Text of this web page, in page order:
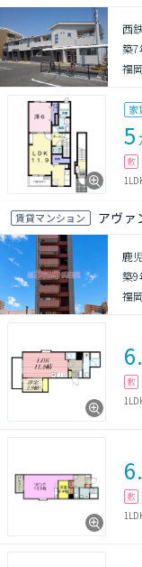
西
築7
福
家
5
敷
賃貸マンション アヴァ
鹿
築9
福
敷
敷